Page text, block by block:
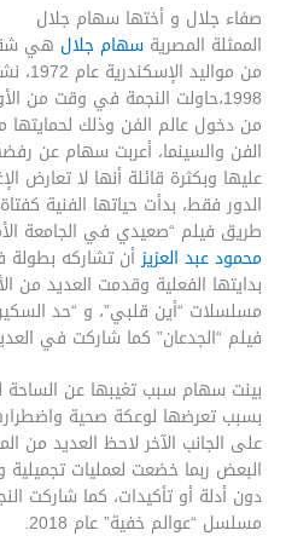
صفاء جلال و أختها سهام جلال
الممثلة المصرية سهام جلال هي
من
1998،حاولت النجمة في وقت من
من دخول عالم الفن وذلك
الفن والسينما، أعربت سهام عن
عليها وبكثرة قائلة أنها لا تعارض
الدور فقط، بدأت حياتها الفنية
طريق فيلم “صعيدي في الجامعة
محمود عبد العزيزأن تشاركه بطولة
بدايتها الفعلية وقدمت العديد من
مسلسلات “أين قلبي”، و “حد
فيلم “الجدعان” كما شاركت في
بسبب تعرضها لوعكة صحية
على الجانب الآخر لاحظ العديد من
البعض ربما خضعت لعمليات
دون أدلة أو تأكيدات، كما شاركت
مسلسل “عوالم خفية” عام 2018.